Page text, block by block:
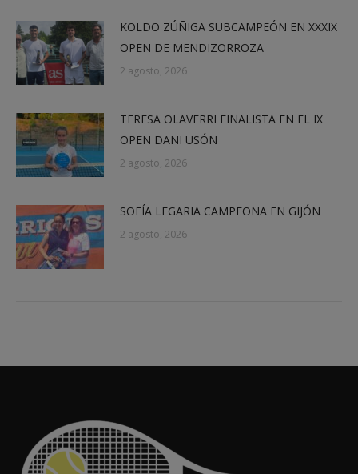
KOLDO ZÚÑIGA SUBCAMPEÓN EN XXXIX
OPEN DE MENDIZORROZA
2 agosto, 2026
TERESA OLAVERRI FINALISTA EN EL IX
OPEN DANI USÓN
2 agosto, 2026
SOFÍA LEGARIA CAMPEONA EN GIJÓN
2 agosto, 2026